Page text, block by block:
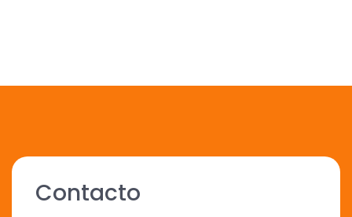
Contacto